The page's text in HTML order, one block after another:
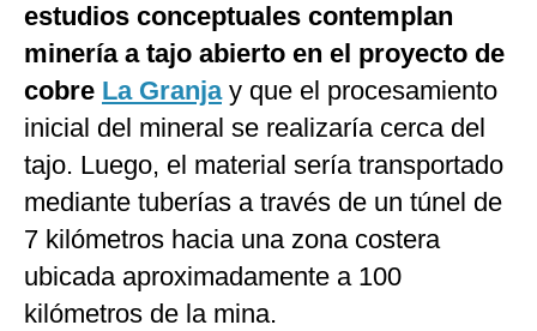
estudios conceptuales contemplan
minería a tajo abierto en el proyecto de
cobre La Granjay que el procesamiento
inicial del mineral se realizaría cerca del
tajo. Luego, el material sería transportado
mediante tuberías a través de un túnel de
7 kilómetros hacia una zona costera
ubicada aproximadamente a 100
kilómetros de la mina.